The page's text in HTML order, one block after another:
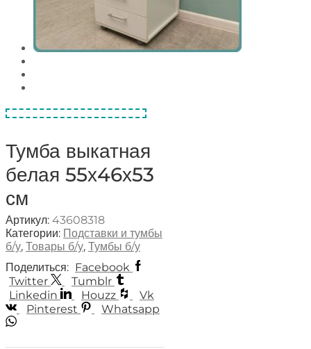
Тумба выкатная
белая 55х46х53
см
Артикул: 43608318
Категории: Подставки и тумбы
б/у, Товары б/у, Тумбы б/у
Поделиться: Facebook
Twitter
Tumblr
Linkedin
Houzz
Vk
Pinterest
Whatsapp